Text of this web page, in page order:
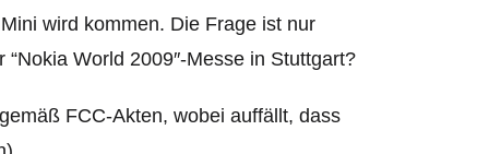
wird kommen. Die Frage ist nur
World 2009″-Messe in Stuttgart?
FCC-Akten, wobei auffällt, dass